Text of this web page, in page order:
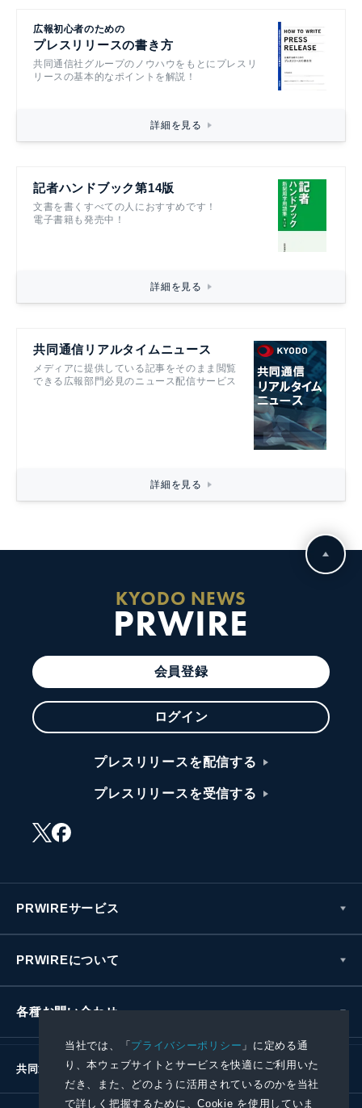
当社では、「プライバシーポリシー 」に定める通
り、本ウェブサイトとサービスを快適にご利用いた
だき、また、どのように活用されているのかを当社
で詳しく把握するために、Cookie を使用していま
広報初心者のための
プレスリリースの書き方
共同通信社グループのノウハウをもとにプレスリ
リースの基本的なポイントを解説！
詳細を見る
記者ハンドブック第14版
文書を書くすべての人におすすめです！
電子書籍も発売中！
詳細を見る
共同通信リアルタイムニュース
メディアに提供している記事をそのまま閲覧
できる広報部門必見のニュース配信サービス
詳細を見る
KYODO NEWS
PRWIRE
会員登録
ログイン
プレスリリースを配信する
プレスリリースを受信する
PRWIREサービス
PRWIREについて
各種お問い合わせ
共同通信社グループ